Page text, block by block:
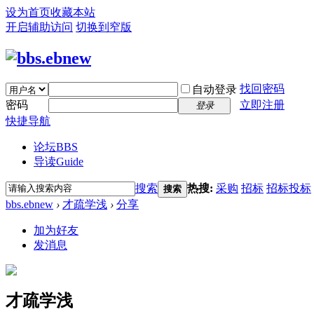
设为首页收藏本站
开启辅助访问 切换到窄版
自动登录 找回密码
密码
登录
立即注册
快捷导航
论坛BBS
导读Guide
搜索 搜索 热搜: 采购 招标 招标投标
bbs.ebnew › 才疏学浅 › 分享
加为好友
发消息
才疏学浅